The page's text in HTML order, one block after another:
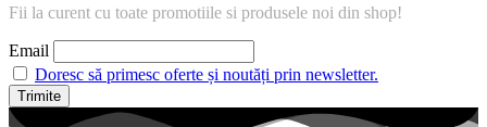
Fii la curent cu toate promotiile si produsele noi din shop!
Email
Doresc să primesc oferte și noutăți prin newsletter.